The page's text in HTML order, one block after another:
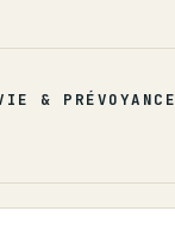
& PRÉVOYANCE